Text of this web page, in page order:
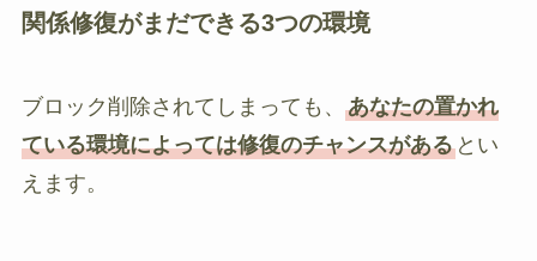
関係修復がまだできる3つの環境
ブロック削除されてしまっても、 あなたの置かれ
ている環境によっては修復のチャンスがあるとい
えます。